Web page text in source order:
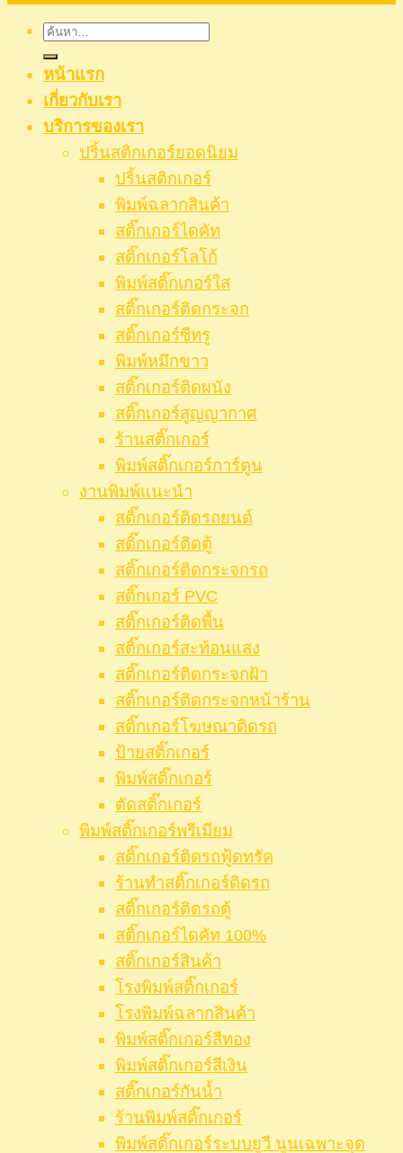
ค้นหา:
หน้าแรก
เกี่ยวกับเรา
บริการของเรา
ปริ้นสติกเกอร์ยอดนิยม
ปริ้นสติกเกอร์
พิมพ์ฉลากสินค้า
สติ๊กเกอร์ไดคัท
สติ๊กเกอร์โลโก้
พิมพ์สติ๊กเกอร์ใส
สติ๊กเกอร์ติดกระจก
สติ๊กเกอร์ซีทรู
พิมพ์หมึกขาว
สติ๊กเกอร์ติดผนัง
สติ๊กเกอร์สูญญากาศ
ร้านสติ๊กเกอร์
พิมพ์สติ๊กเกอร์การ์ตูน
งานพิมพ์แนะนำ
สติ๊กเกอร์ติดรถยนต์
สติ๊กเกอร์ติดตู้
สติ๊กเกอร์ติดกระจกรถ
สติ๊กเกอร์ PVC
สติ๊กเกอร์ติดพื้น
สติ๊กเกอร์สะท้อนแสง
สติ๊กเกอร์ติดกระจกฝ้า
สติ๊กเกอร์ติดกระจกหน้าร้าน
สติ๊กเกอร์โฆษณาติดรถ
ป้ายสติ๊กเกอร์
พิมพ์สติ๊กเกอร์
ตัดสติ๊กเกอร์
พิมพ์สติ๊กเกอร์พรีเมียม
สติ๊กเกอร์ติดรถฟู้ดทรัค
ร้านทำสติ๊กเกอร์ติดรถ
สติ๊กเกอร์ติดรถตู้
สติ๊กเกอร์ไดคัท 100%
สติ๊กเกอร์สินค้า
โรงพิมพ์สติ๊กเกอร์
โรงพิมพ์ฉลากสินค้า
พิมพ์สติ๊กเกอร์สีทอง
พิมพ์สติ๊กเกอร์สีเงิน
สติ๊กเกอร์กันน้ำ
ร้านพิมพ์สติ๊กเกอร์
พิมพ์สติ๊กเกอร์ระบบยูวี นูนเฉพาะจุด